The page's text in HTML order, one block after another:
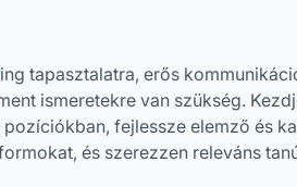
tapasztalatra, erős
ismeretekre van szükség.
fejlessze elemző és
és szerezzen releváns